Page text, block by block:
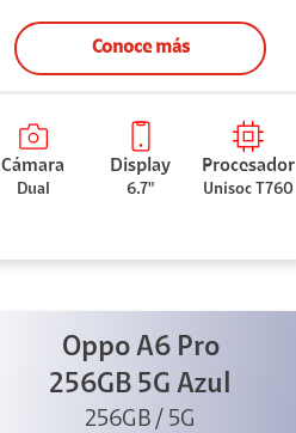
Conoce más
Cámara
Dual
Display
6.7"
Procesador
Unisoc T760
Oppo A6 Pro
256GB 5G Azul
256GB / 5G